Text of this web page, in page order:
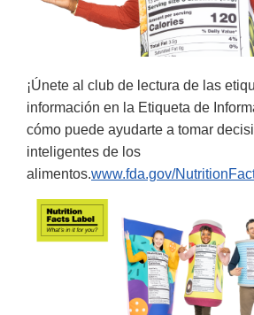
¡Únete al club de lectura de las
información en la Etiqueta de
cómo puede ayudarte a tomar
inteligentes de los
alimentos.www.fda.gov/